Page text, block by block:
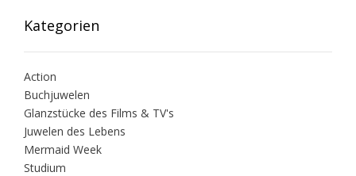
Kategorien
Action
Buchjuwelen
Glanzstücke des Films & TV's
Juwelen des Lebens
Mermaid Week
Studium